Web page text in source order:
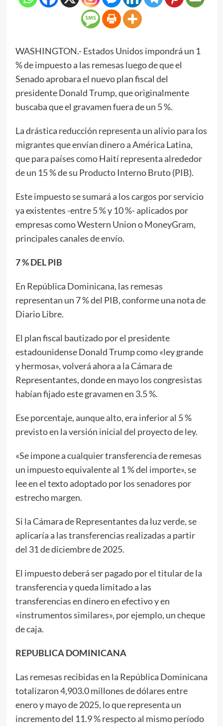
WASHINGTON.- Estados Unidos impondrá un 1
% de impuesto a las remesas luego de que el
Senado aprobara el nuevo plan fiscal del
presidente Donald Trump, que originalmente
buscaba que el gravamen fuera de un 5 %.
La drástica reducción representa un alivio para los
migrantes que envían dinero a América Latina,
que para países como Haití representa alrededor
de un 15 % de su Producto Interno Bruto (PIB).
Este impuesto se sumará a los cargos por servicio
ya existentes -entre 5 % y 10 %- aplicados por
empresas como Western Union o MoneyGram,
principales canales de envío.
7 % DEL PIB
En República Dominicana, las remesas
representan un 7 % del PIB, conforme una nota de
Diario Libre.
El plan fiscal bautizado por el presidente
estadounidense Donald Trump como «ley grande
y hermosa», volverá ahora a la Cámara de
Representantes, donde en mayo los congresistas
habían fijado este gravamen en 3.5 %.
Ese porcentaje, aunque alto, era inferior al 5 %
previsto en la versión inicial del proyecto de ley.
«Se impone a cualquier transferencia de remesas
un impuesto equivalente al 1 % del importe», se
lee en el texto adoptado por los senadores por
estrecho margen.
Si la Cámara de Representantes da luz verde, se
aplicaría a las transferencias realizadas a partir
del 31 de diciembre de 2025.
El impuesto deberá ser pagado por el titular de la
transferencia y queda limitado a las
transferencias en dinero en efectivo y en
«instrumentos similares», por ejemplo, un cheque
de caja.
REPUBLICA DOMINICANA
Las remesas recibidas en la República Dominicana
totalizaron 4,903.0 millones de dólares entre
enero y mayo de 2025, lo que representa un
incremento del 11.9 % respecto al mismo período